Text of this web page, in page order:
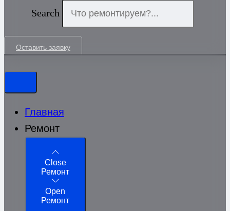
Search
Оставить заявку
Главная
Ремонт
Close
Ремонт
Open
Ремонт